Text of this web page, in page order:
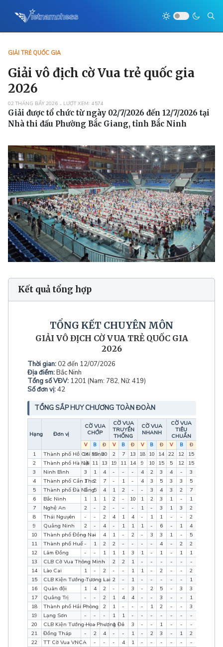
GIẢI TRẺ QUỐC GIA
Giải vô địch cờ Vua trẻ quốc gia
2026
02 THÁNG BẨY 2026 LƯỢT XEM: 4574
Giải được tổ chức từ ngày 02/7/2026 đến 12/7/2026 tại
Nhà thi đấu Phường Bắc Giang, tỉnh Bắc Ninh
Kết quả tổng hợp
TỔNG KẾT CHUYÊN MÔN
GIẢI VÔ ĐỊCH CỜ VUA TRẺ QUỐC GIA
2026
Thời gian:02 đến 12/07/2026
Địa điểm:Bắc Ninh
Tổng số VĐV:1201 (Nam: 782, Nữ: 419)
Số đơn vị:42
TỔNG SẮP HUY CHƯƠNG TOÀN ĐOÀN
Hạng Đơn vị
CỜ VUA
CHỚP
CỜ VUA
TRUYỀN
THỐNG
CỜ VUA
NHANH
CỜ VUA
TIÊU
CHUẨN
V B Đ V B Đ V B Đ V B Đ
1
Thành phố Hồ Chí Minh
14 13 20 2 7 13 18 10 14 22 12 15
2
Thành phố Hà Nội
14 11 13 19 11 14 9 10 15 5 12 15
3
Ninh Bình 3 1 4 - - - 4 2 3 4 - 3
4
Thành phố Cần Thơ
1 2 7 - 1 - 4 3 5 3 3 5
5
Thành phố Đà Nẵng
1 5 4 1 2 - - 3 4 3 2 7
6
Bắc Ninh 1 1 1 2 - 10 1 2 3 1 - 1
7
Nghệ An 2 - 2 - - - 1 - 3 1 3 2
8
Thái Nguyên - - 2 4 1 4 - 1 1 - - 2
9
Quảng Ninh 2 - 4 - 1 1 1 - 6 - 1 4
10
Thành phố Đồng Nai
- - 4 1 - 2 - 3 3 1 - 5
11
Thành phố Huế- 1 2 2 - - - - 4 - 2 2
12
Lâm Đồng - - 1 1 1 3 1 - 1 - 1 1
13
CLB Cờ Vua Thông Minh
- - - 2 2 1 - - - - - -
14
Lào Cai 1 - 2 - - 1 1 - 2 - - 2
15
CLB Kiện Tướng Tương Lai
- - - 2 - 1 - - - - - 1
16
Quân đội 1 4 2 - - 3 - 2 5 - 3 3
17
Quảng Trị - - 2 1 4 4 - - 3 - - 1
18
Thành phố Hải Phòng
- - 2 1 - - - 1 2 - - 3
19
Lạng Sơn - - - 1 1 - - - - - - -
20
CLB Kiện Tướng Hoa Phượng Đỏ
- - - 1 - 3 - - 1 - - -
21
Đồng Tháp - 2 4 - - 1 - 2 3 - 1 2
22
TT Cờ Vua VNCA- - - - 4 1 - - - - - -